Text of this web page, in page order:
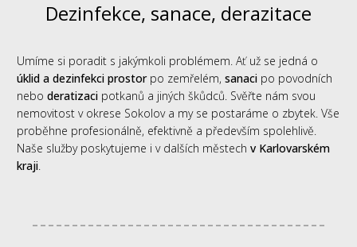
Dezinfekce, sanace, derazitace
Umíme si poradit s jakýmkoli problémem. Ať už se jedná o
úklid a dezinfekci prostorpo zemřelém, sanaci po povodních
nebo deratizaci potkanů a jiných škůdců. Svěřte nám svou
nemovitost v okrese Sokolov a my se postaráme o zbytek. Vše
proběhne profesionálně, efektivně a především spolehlivě.
Naše služby poskytujeme i v dalších městech v Karlovarském
kraji.